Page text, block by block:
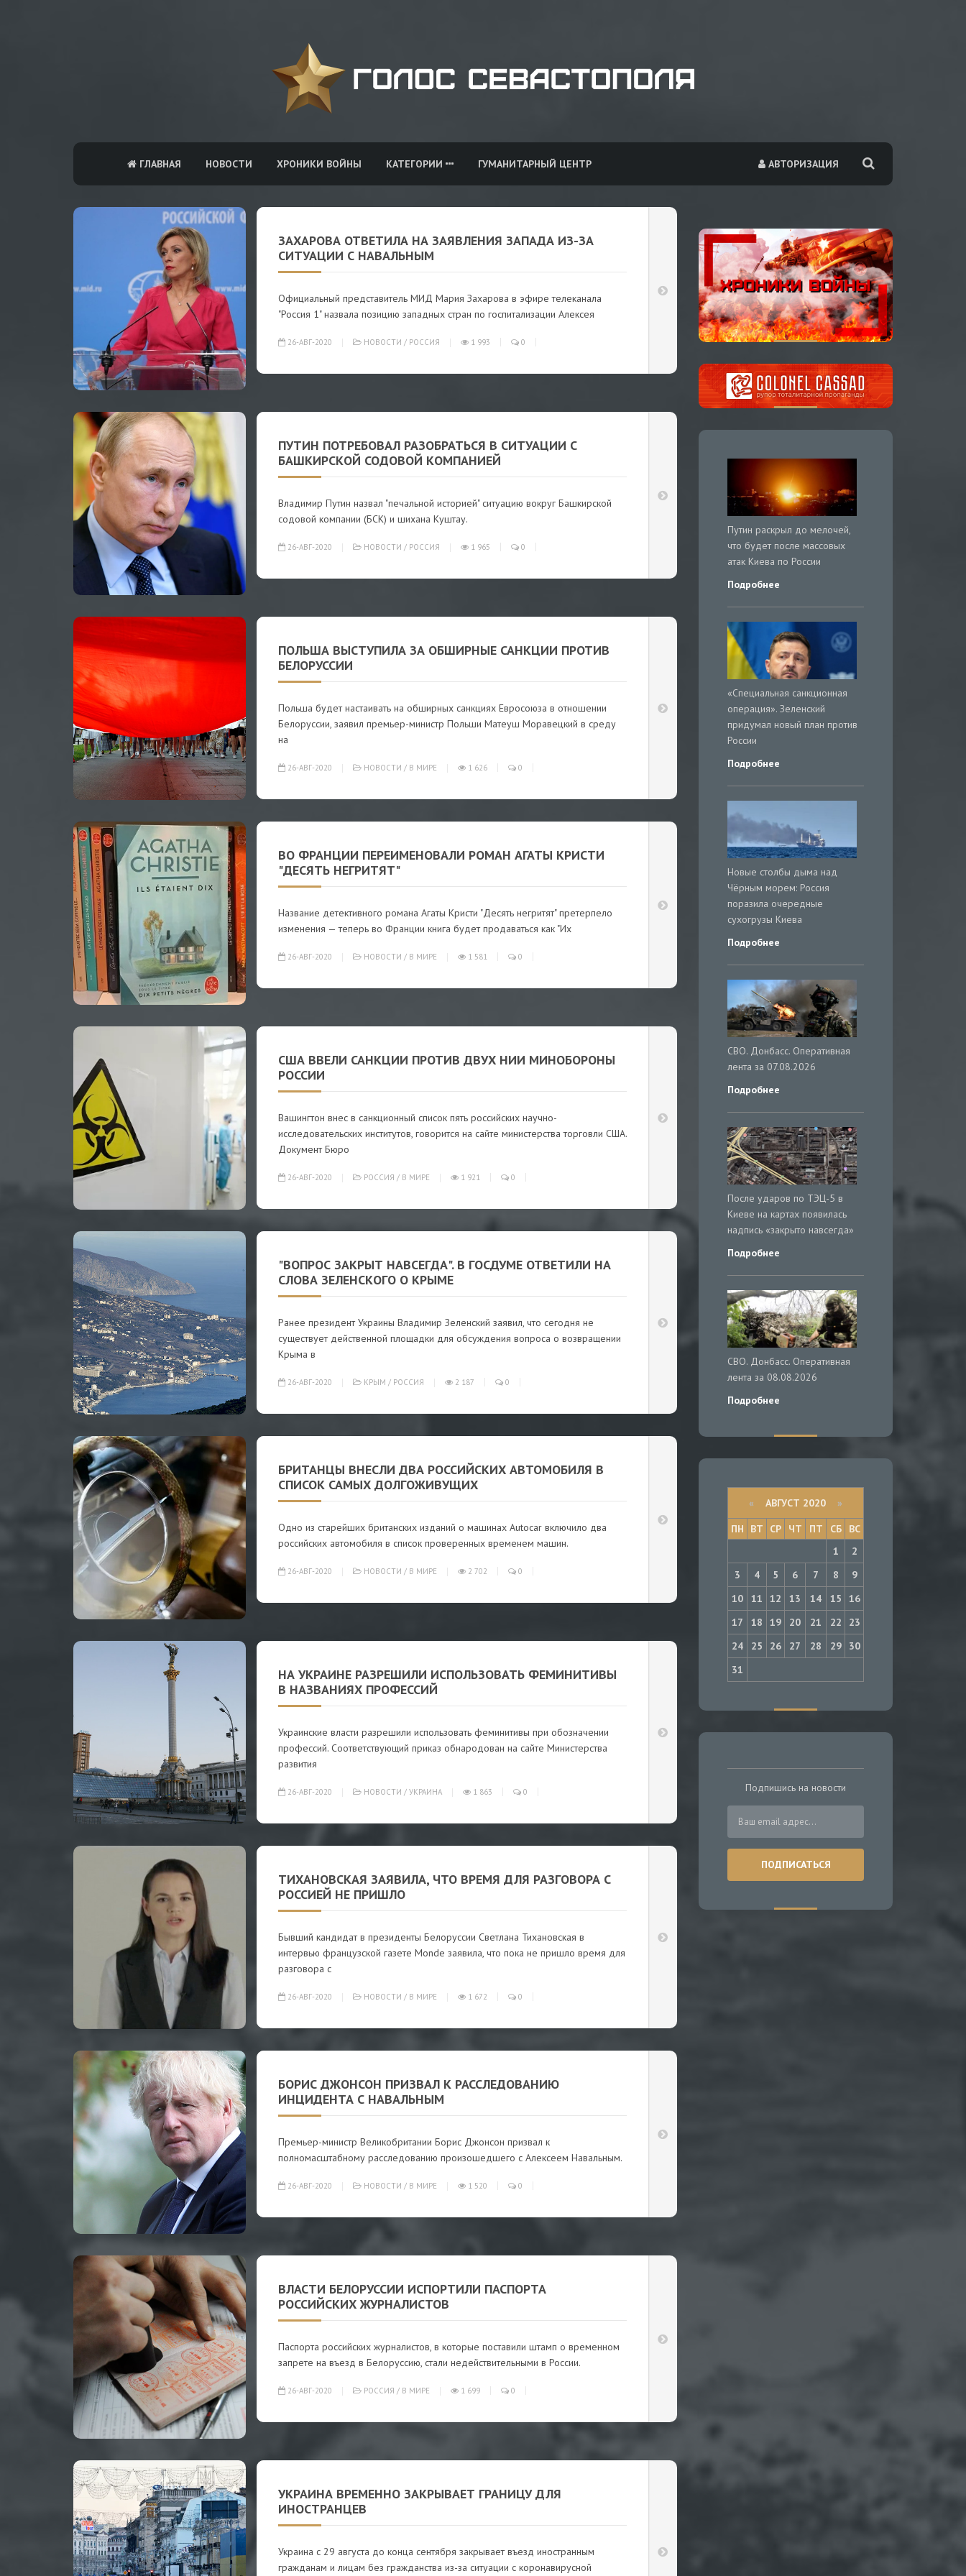
АВТОРИЗАЦИЯ
ГЛАВНАЯ НОВОСТИ ХРОНИКИ ВОЙНЫ КАТЕГОРИИ ГУМАНИТАРНЫЙ ЦЕНТР
ЗАХАРОВА ОТВЕТИЛА НА ЗАЯВЛЕНИЯ ЗАПАДА ИЗ-ЗА
СИТУАЦИИ С НАВАЛЬНЫМ
Официальный представитель МИД Мария Захарова в эфире телеканала
"Россия 1" назвала позицию западных стран по госпитализации Алексея
26-АВГ-2020 НОВОСТИ / РОССИЯ 1 993 0
ПУТИН ПОТРЕБОВАЛ РАЗОБРАТЬСЯ В СИТУАЦИИ С
БАШКИРСКОЙ СОДОВОЙ КОМПАНИЕЙ
Владимир Путин назвал "печальной историей" ситуацию вокруг Башкирской
содовой компании (БСК) и шихана Куштау.
26-АВГ-2020 НОВОСТИ / РОССИЯ 1 965 0
ПОЛЬША ВЫСТУПИЛА ЗА ОБШИРНЫЕ САНКЦИИ ПРОТИВ
БЕЛОРУССИИ
Польша будет настаивать на обширных санкциях Евросоюза в отношении
Белоруссии, заявил премьер-министр Польши Матеуш Моравецкий в среду
на
26-АВГ-2020 НОВОСТИ / В МИРЕ 1 626 0
ВО ФРАНЦИИ ПЕРЕИМЕНОВАЛИ РОМАН АГАТЫ КРИСТИ
"ДЕСЯТЬ НЕГРИТЯТ"
Название детективного романа Агаты Кристи "Десять негритят" претерпело
изменения — теперь во Франции книга будет продаваться как "Их
26-АВГ-2020 НОВОСТИ / В МИРЕ 1 581 0
США ВВЕЛИ САНКЦИИ ПРОТИВ ДВУХ НИИ МИНОБОРОНЫ
РОССИИ
Вашингтон внес в санкционный список пять российских научно-
исследовательских институтов, говорится на сайте министерства торговли США.
Документ Бюро
26-АВГ-2020 РОССИЯ / В МИРЕ 1 921 0
"ВОПРОС ЗАКРЫТ НАВСЕГДА". В ГОСДУМЕ ОТВЕТИЛИ НА
СЛОВА ЗЕЛЕНСКОГО О КРЫМЕ
Ранее президент Украины Владимир Зеленский заявил, что сегодня не
существует действенной площадки для обсуждения вопроса о возвращении
Крыма в
26-АВГ-2020 КРЫМ / РОССИЯ 2 187 0
БРИТАНЦЫ ВНЕСЛИ ДВА РОССИЙСКИХ АВТОМОБИЛЯ В
СПИСОК САМЫХ ДОЛГОЖИВУЩИХ
Одно из старейших британских изданий о машинах Autocar включило два
российских автомобиля в список проверенных временем машин.
26-АВГ-2020 НОВОСТИ / В МИРЕ 2 702 0
НА УКРАИНЕ РАЗРЕШИЛИ ИСПОЛЬЗОВАТЬ ФЕМИНИТИВЫ
В НАЗВАНИЯХ ПРОФЕССИЙ
Украинские власти разрешили использовать феминитивы при обозначении
профессий. Соответствующий приказ обнародован на сайте Министерства
развития
26-АВГ-2020 НОВОСТИ / УКРАИНА 1 863 0
ТИХАНОВСКАЯ ЗАЯВИЛА, ЧТО ВРЕМЯ ДЛЯ РАЗГОВОРА С
РОССИЕЙ НЕ ПРИШЛО
Бывший кандидат в президенты Белоруссии Светлана Тихановская в
интервью французской газете Monde заявила, что пока не пришло время для
разговора с
26-АВГ-2020 НОВОСТИ / В МИРЕ 1 672 0
БОРИС ДЖОНСОН ПРИЗВАЛ К РАССЛЕДОВАНИЮ
ИНЦИДЕНТА С НАВАЛЬНЫМ
Премьер-министр Великобритании Борис Джонсон призвал к
полномасштабному расследованию произошедшего с Алексеем Навальным.
26-АВГ-2020 НОВОСТИ / В МИРЕ 1 520 0
ВЛАСТИ БЕЛОРУССИИ ИСПОРТИЛИ ПАСПОРТА
РОССИЙСКИХ ЖУРНАЛИСТОВ
Паспорта российских журналистов, в которые поставили штамп о временном
запрете на въезд в Белоруссию, стали недействительными в России.
26-АВГ-2020 РОССИЯ / В МИРЕ 1 699 0
УКРАИНА ВРЕМЕННО ЗАКРЫВАЕТ ГРАНИЦУ ДЛЯ
ИНОСТРАНЦЕВ
Украина с 29 августа до конца сентября закрывает въезд иностранным
гражданам и лицам без гражданства из-за ситуации с коронавирусной
Путин раскрыл до мелочей,
что будет после массовых
атак Киева по России
Подробнее
«Специальная санкционная
операция». Зеленский
придумал новый план против
России
Подробнее
Новые столбы дыма над
Чёрным морем: Россия
поразила очередные
сухогрузы Киева
Подробнее
СВО. Донбасс. Оперативная
лента за 07.08.2026
Подробнее
После ударов по ТЭЦ-5 в
Киеве на картах появилась
надпись «закрыто навсегда»
Подробнее
СВО. Донбасс. Оперативная
лента за 08.08.2026
Подробнее
« АВГУСТ 2020 »
ПН
ВТ СР ЧТ ПТ СБ
ВС
1
2
3
4 5 6 7 8
9
10
11 12 13 14 15
16
17
18 19 20 21 22
23
24
25 26 27 28 29
30
31
Подпишись на новости